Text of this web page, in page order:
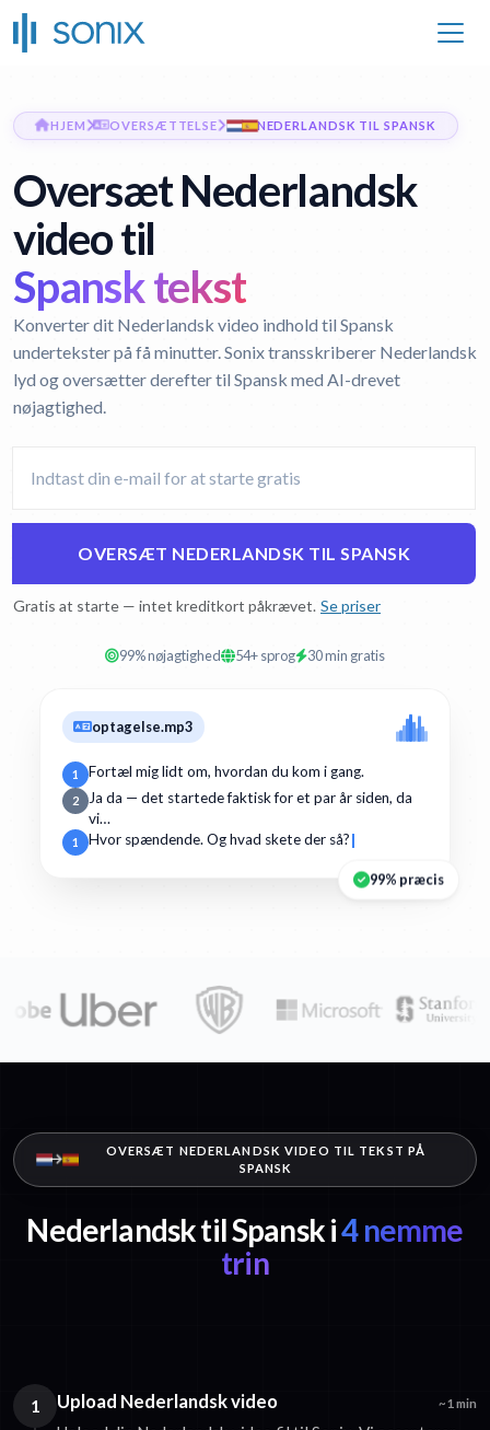
HJEM OVERSÆTTELSE NEDERLANDSK TIL SPANSK
Oversæt Nederlandsk
video til
Spansk tekst
Konverter dit Nederlandsk video indhold til Spansk
undertekster på få minutter. Sonix transskriberer Nederlandsk
lyd og oversætter derefter til Spansk med AI-drevet
nøjagtighed.
OVERSÆT NEDERLANDSK TIL SPANSK
Gratis at starte — intet kreditkort påkrævet. Se priser
99% nøjagtighed 54+ sprog 30 min gratis
optagelse.mp3
1 Fortæl mig lidt om, hvordan du kom i gang.
2
Ja da — det startede faktisk for et par år siden, da
vi…
1 Hvor spændende. Og hvad skete der så?
99% præcis
OVERSÆT NEDERLANDSK VIDEO TIL TEKST PÅ
SPANSK
Nederlandsk til Spansk i4 nemme
trin
1 Upload Nederlandsk video ~1 min